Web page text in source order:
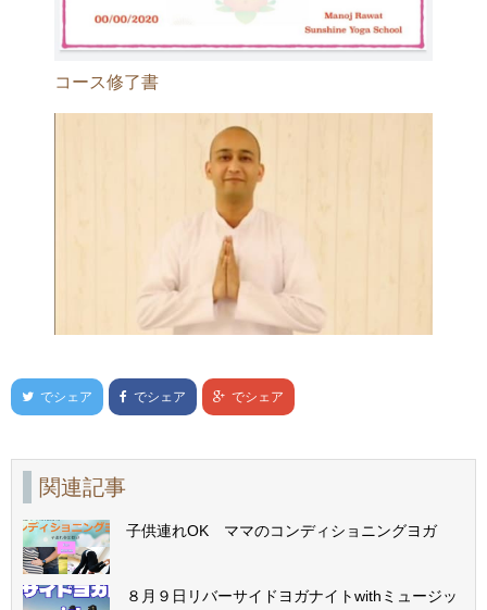
コース修了書
でシェア でシェア でシェア
関連記事
子供連れOK ママのコンディショニングヨガ
８月９日リバーサイドヨガナイトwithミュージッ